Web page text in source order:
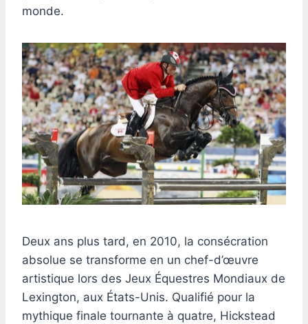
monde.
Deux ans plus tard, en 2010, la consécration
absolue se transforme en un chef-d’œuvre
artistique lors des Jeux Équestres Mondiaux de
Lexington, aux États-Unis. Qualifié pour la
mythique finale tournante à quatre, Hickstead